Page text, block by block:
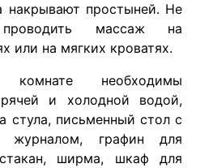
накрывают простыней. Не
проводить массаж на
или на мягких кроватях.
необходимы
и холодной водой,
стула, письменный стол с
журналом, графин для
ширма, шкаф для